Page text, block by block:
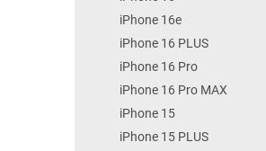
iPhone 16e
iPhone 16 PLUS
iPhone 16 Pro
iPhone 16 Pro MAX
iPhone 15
iPhone 15 PLUS